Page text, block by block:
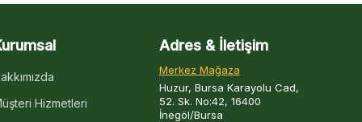
Hizmetleri
Adres & İletişim
Merkez Mağaza
Huzur, Bursa Karayolu Cad,
52. Sk. No:42, 16400
İnegöl/Bursa